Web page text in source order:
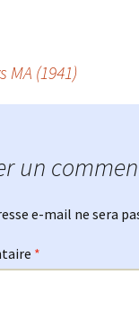
MA (1941)
un
e-mail ne sera
*